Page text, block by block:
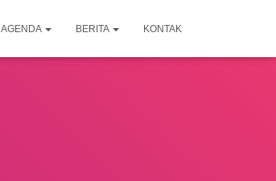
AGENDA BERITA KONTAK